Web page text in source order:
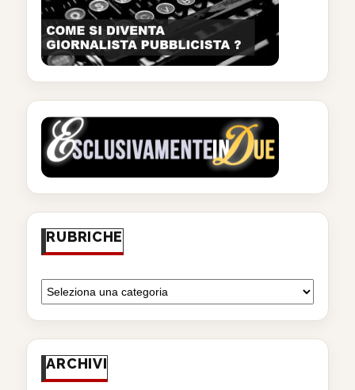
RUBRICHE
ARCHIVI